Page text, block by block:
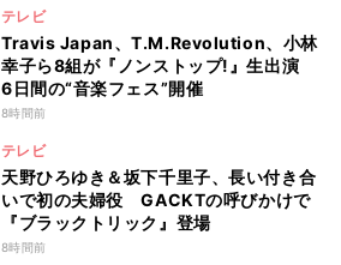
テレビ
Travis Japan、T.M.Revolution、小林
幸子ら8組が『ノンストップ!』生出演
6日間の“音楽フェス”開催
8時間前
テレビ
天野ひろゆき＆坂下千里子、長い付き合
いで初の夫婦役 GACKTの呼びかけで
『ブラックトリック』登場
8時間前